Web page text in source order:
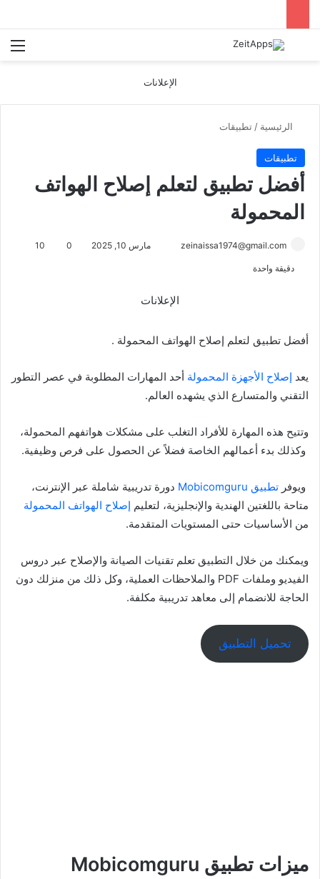
بحث عن
الإعلانات
الرئيسية / تطبيقات
تطبيقات
أفضل تطبيق لتعلم إصلاح الهواتف
المحمولة
zeinaissa1974@gmail.com مارس 10, 2025 0
10
دقيقة واحدة
الإعلانات
أفضل تطبيق لتعلم إصلاح الهواتف المحمولة .
يعد إصلاح الأجهزة المحمولة أحد المهارات المطلوبة في عصر التطور
التقني والمتسارع الذي يشهده العالم.
وتتيح هذه المهارة للأفراد التغلب على مشكلات هواتفهم المحمولة،
وكذلك بدء أعمالهم الخاصة فضلاً عن الحصول على فرص وظيفية.
ويوفر تطبيق Mobicomguru
دورة تدريبية شاملة عبر الإنترنت،
متاحة باللغتين الهندية والإنجليزية، لتعليم إصلاح الهواتف المحمولة
من الأساسيات حتى المستويات المتقدمة.
ويمكنك من خلال التطبيق تعلم تقنيات الصيانة والإصلاح عبر دروس
الفيديو وملفات PDF والملاحظات العملية، وكل ذلك من منزلك دون
الحاجة للانضمام إلى معاهد تدريبية مكلفة.
تحميل التطبيق
ميزات تطبيق Mobicomguru